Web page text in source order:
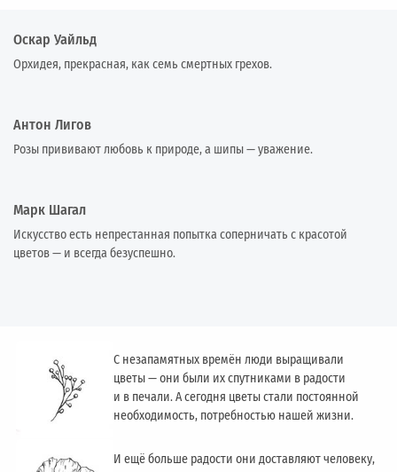
Оскар Уайльд
Орхидея, прекрасная, как семь смертных грехов.
Антон Лигов
Розы прививают любовь к природе, а шипы — уважение.
Марк Шагал
Искусство есть непрестанная попытка соперничать с красотой
цветов — и всегда безуспешно.
С незапамятных времён люди выращивали
цветы — они были их спутниками в радости
и в печали. А сегодня цветы стали постоянной
необходимость, потребностью нашей жизни.
И ещё больше радости они доставляют человеку,